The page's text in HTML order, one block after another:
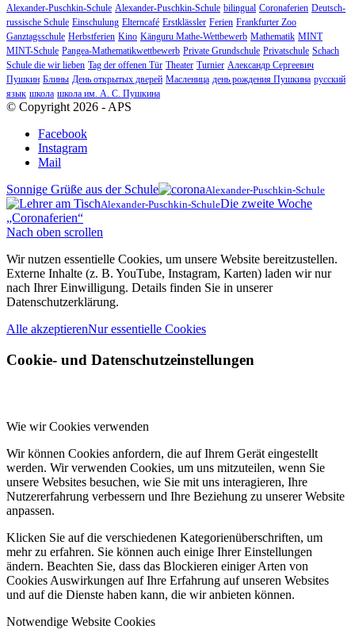
Alexander-Puschkin-Schule Alexander-Puschkin-Schule bilingual Coronaferien Deutsch-
russische Schule Einschulung Elterncafé Erstklässler Ferien Frankfurter Zoo
Ganztagsschule Herbstferien Kino Känguru Mathe-Wettbewerb Mathematik MINT
MINT-Schule Pangea-Mathematikwettbewerb Private Grundschule Privatschule Schach
Schule die wir lieben Tag der offenen Tür Theater Turnier Александр Сергеевич
Пушкин Блины День открытых дверей Масленица день рождения Пушкина русский
язык школа школа им. А. С. Пушкина
© Copyright 2026 - APS
Facebook
Instagram
Mail
Sonnige Grüße aus der Schule
Alexander-Puschkin-Schule
Alexander-Puschkin-SchuleDie zweite Woche
„Coronaferien“
Nach oben scrollen
Wir nutzen essentielle Cookies, um unsere Website bereitzustellen.
Externe Inhalte (z. B. YouTube, Instagram, Karten) laden wir nur
nach Ihrer Einwilligung. Details finden Sie in unserer
Datenschutzerklärung.
Alle akzeptierenNur essentielle Cookies
Cookie- und Datenschutzeinstellungen
Wie wir Cookies verwenden
Wir können Cookies anfordern, die auf Ihrem Gerät eingestellt
werden. Wir verwenden Cookies, um uns mitzuteilen, wenn Sie
unsere Websites besuchen, wie Sie mit uns interagieren, Ihre
Nutzererfahrung verbessern und Ihre Beziehung zu unserer Website
anpassen.
Klicken Sie auf die verschiedenen Kategorienüberschriften, um
mehr zu erfahren. Sie können auch einige Ihrer Einstellungen
ändern. Beachten Sie, dass das Blockieren einiger Arten von
Cookies Auswirkungen auf Ihre Erfahrung auf unseren Websites
und auf die Dienste haben kann, die wir anbieten können.
Notwendige Website Cookies